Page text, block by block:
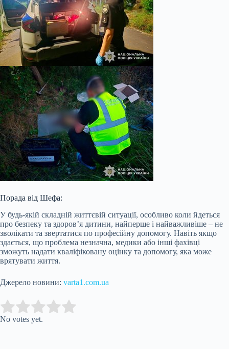
Порада від Шефа:
У будь-якій складній життєвій ситуації, особливо коли йдеться
про безпеку та здоров’я дитини, найперше і найважливіше – не
зволікати та звертатися по професійну допомогу. Навіть якщо
здається, що проблема незначна, медики або інші фахівці
зможуть надати кваліфіковану оцінку та допомогу, яка може
врятувати життя.
Джерело новини: varta1.com.ua
Rate this item:
No votes yet.